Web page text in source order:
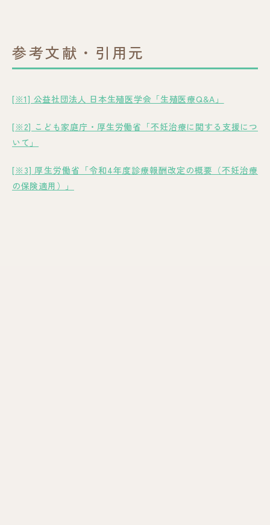
参考文献・引用元
[※1] 公益社団法人 日本生殖医学会「生殖医療Q&A」
[※2] こども家庭庁・厚生労働省「不妊治療に関する支援につ
いて」
[※3] 厚生労働省「令和4年度診療報酬改定の概要（不妊治療
の保険適用）」